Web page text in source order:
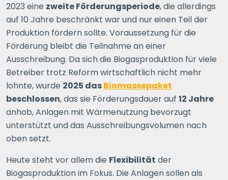
2023 eine zweite Förderungsperiode, die allerdings
auf 10 Jahre beschränkt war und nur einen Teil der
Produktion fördern sollte. Voraussetzung für die
Förderung bleibt die Teilnahme an einer
Ausschreibung. Da sich die Biogasproduktion für viele
Betreiber trotz Reform wirtschaftlich nicht mehr
lohnte, wurde 2025 dasBiomassepaket
beschlossen, das sie Förderungsdauer auf 12 Jahre
anhob, Anlagen mit Wärmenutzung bevorzugt
unterstützt und das Ausschreibungsvolumen nach
oben setzt.
Heute steht vor allem die Flexibilität der
Biogasproduktion im Fokus. Die Anlagen sollen als